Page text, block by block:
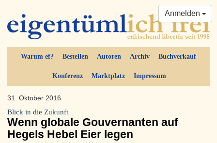
Warum ef? Bestellen Autoren Archiv Buchverkauf
Konferenz Marktplatz Impressum
Anmelden
31. Oktober 2016
Blick in die Zukunft
Wenn globale Gouvernanten auf
Hegels Hebel Eier legen